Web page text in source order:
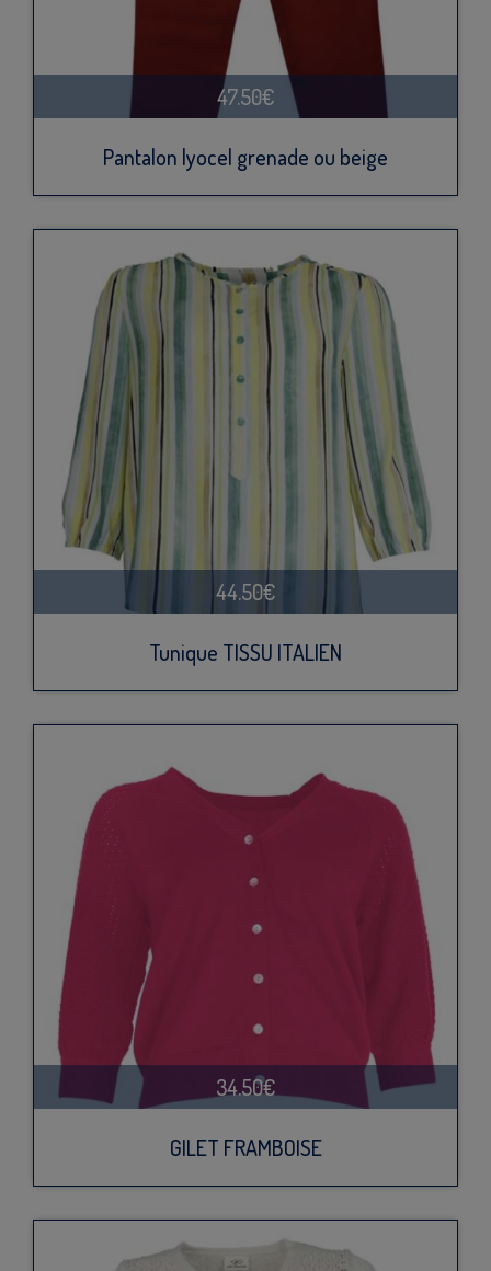
47.50€
Pantalon lyocel grenade ou beige
44.50€
Tunique TISSU ITALIEN
34.50€
GILET FRAMBOISE